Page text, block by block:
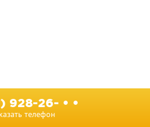
928-26- • •
телефон